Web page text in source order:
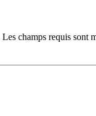
Les champs requis sont